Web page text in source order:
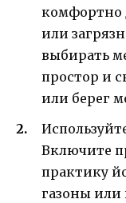
комфортно
или
выбирать
простор и
или берег
Включите
практику
газоны или